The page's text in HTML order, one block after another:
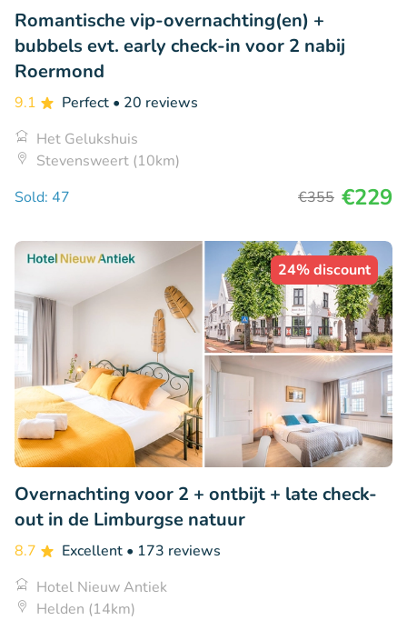
Romantische vip-overnachting(en) +
bubbels evt. early check-in voor 2 nabij
Roermond
9.1 Perfect • 20 reviews
Het Gelukshuis
Stevensweert (10km)
Sold: 47
€355 €229
24% discount
Overnachting voor 2 + ontbijt + late check-
out in de Limburgse natuur
8.7 Excellent • 173 reviews
Hotel Nieuw Antiek
Helden (14km)